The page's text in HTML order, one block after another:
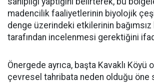
madencilik faaliyetlerinin biyolojik
denge üzerindeki etkilerinin bağımsız
tarafından incelenmesi gerektiğini
Önergede ayrıca, başta Kavaklı Köyü
çevresel tahribata neden olduğu öne